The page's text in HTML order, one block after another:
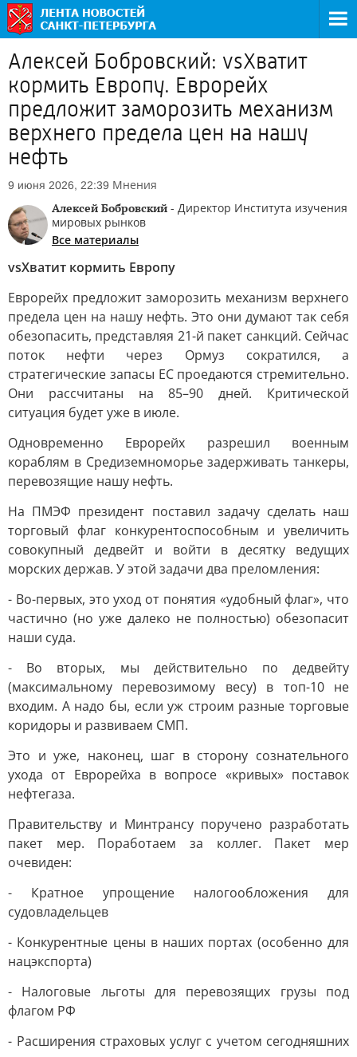
Алексей Бобровский: vsХватит
кормить Европу. Еврорейх
предложит заморозить механизм
верхнего предела цен на нашу
нефть
9 июня 2026, 22:39 Мнения
Алексей Бобровский - Директор Института изучения
мировых рынков
Все материалы
vsХватит кормить Европу
Еврорейх предложит заморозить механизм верхнего
предела цен на нашу нефть. Это они думают так себя
обезопасить, представляя 21-й пакет санкций. Сейчас
поток нефти через Ормуз сократился, а
стратегические запасы ЕС проедаются стремительно.
Они рассчитаны на 85–90 дней. Критической
ситуация будет уже в июле.
Одновременно Еврорейх разрешил военным
кораблям в Средиземноморье задерживать танкеры,
перевозящие нашу нефть.
На ПМЭФ президент поставил задачу сделать наш
торговый флаг конкурентоспособным и увеличить
совокупный дедвейт и войти в десятку ведущих
морских держав. У этой задачи два преломления:
- Во-первых, это уход от понятия «удобный флаг», что
частично (но уже далеко не полностью) обезопасит
наши суда.
- Во вторых, мы действительно по дедвейту
(максимальному перевозимому весу) в топ-10 не
входим. А надо бы, если уж строим разные торговые
коридоры и развиваем СМП.
Это и уже, наконец, шаг в сторону сознательного
ухода от Еврорейха в вопросе «кривых» поставок
нефтегаза.
Правительству и Минтрансу поручено разработать
пакет мер. Поработаем за коллег. Пакет мер
очевиден:
- Кратное упрощение налогообложения для
судовладельцев
- Конкурентные цены в наших портах (особенно для
нацэкспорта)
- Налоговые льготы для перевозящих грузы под
флагом РФ
- Расширения страховых услуг с учетом сегодняшних